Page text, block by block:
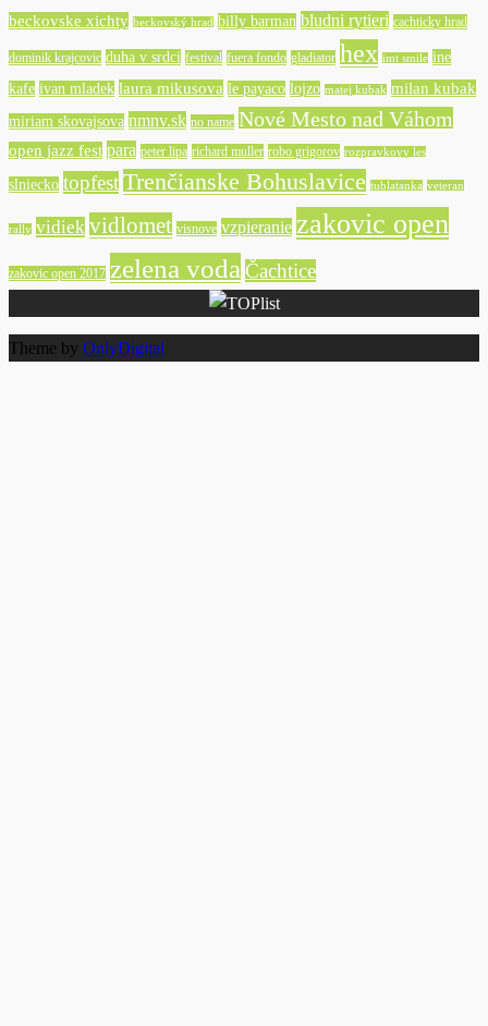
beckovske xichty beckovský hrad billy barman bludni rytieri cachticky hrad
dominik krajcovic duha v srdci festival fuera fondo gladiator hex imt smile ine
kafe ivan mladek laura mikusova le payaco lojzo matej kubak milan kubak
miriam skovajsova nmnv.sk no name Nové Mesto nad Váhom
open jazz fest para peter lipa richard muller robo grigorov rozpravkovy les
slniecko topfestTrenčianske Bohuslavice tublatanka veteran
rally vidiek vidlomet visnove vzpieranie zakovic open
zakovic open 2017 zelena voda Čachtice
Theme by OnlyDigital